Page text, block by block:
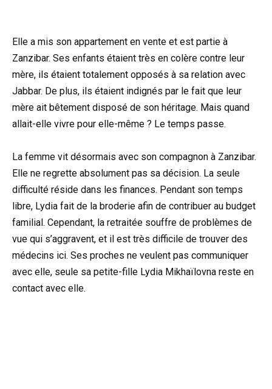
Elle a mis son appartement en vente et est partie à
Zanzibar. Ses enfants étaient très en colère contre leur
mère, ils étaient totalement opposés à sa relation avec
Jabbar. De plus, ils étaient indignés par le fait que leur
mère ait bêtement disposé de son héritage. Mais quand
allait-elle vivre pour elle-même ? Le temps passe.
La femme vit désormais avec son compagnon à Zanzibar.
Elle ne regrette absolument pas sa décision. La seule
difficulté réside dans les finances. Pendant son temps
libre, Lydia fait de la broderie afin de contribuer au budget
familial. Cependant, la retraitée souffre de problèmes de
vue qui s’aggravent, et il est très difficile de trouver des
médecins ici. Ses proches ne veulent pas communiquer
avec elle, seule sa petite-fille Lydia Mikhaïlovna reste en
contact avec elle.